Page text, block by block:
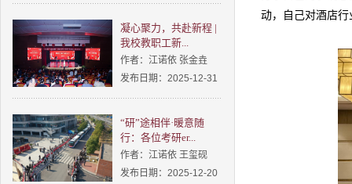
凝心聚力，共赴新程 |
我校教职工新...
作者：江诺依 张金垚
发布日期：2025-12-31
“研”途相伴·暖意随
行：各位考研er...
作者：江诺依 王玺砚
发布日期：2025-12-20
动，自己对酒店